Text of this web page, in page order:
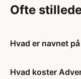
Ofte
Hvad er navnet
Hvad koster